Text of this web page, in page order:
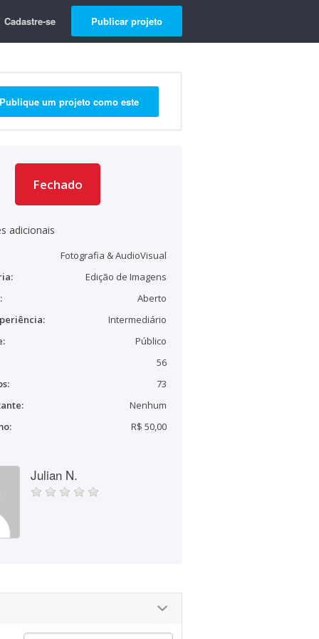
Cadastre-se Publicar projeto
Publique um projeto como este
Fechado
adicionais
Fotografia & AudioVisual
Edição de Imagens
Aberto
Intermediário
Público
56
73
Nenhum
R$ 50,00
Julian N.